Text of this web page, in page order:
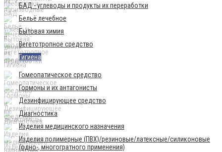
БАД - углеводы и продукты их переработки
Бельё лечебное
Бытовая химия
Вегетотропное средство
Гигиена
Гомеопатическое средство
Гормоны и их антагонисты
Дезинфицирующее средство
Диагностика
Изделия медицинского назначения
Изделия полимерные (ПВХ)/резиновые/латексные/силиконовые
(одно-, многогратного применения)